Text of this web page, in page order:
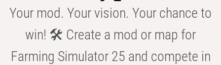
Your mod. Your vision. Your chance to
win! 🛠️ Create a mod or map for
Farming Simulator 25 and compete in